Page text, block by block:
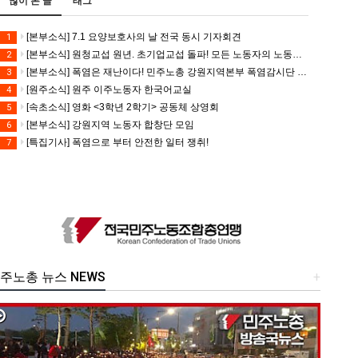
1 [본부소식] 7.1 요양보호사의 날 전국 동시 기자회견
2 [본부소식] 원청교섭 원년. 초기업교섭 돌파! 모든 노동자의 노동기본권 쟁취! 민주노총 7.15 총파업대회
3 [본부소식] 폭염은 재난이다! 민주노총 강원지역본부 폭염감시단 선포 기자회견
4 [원주소식] 원주 이주노동자 한국어교실
5 [속초소식] 영화 <3학년 2학기> 공동체 상영회
6 [본부소식] 강원지역 노동자 합창단 모임
7 [특집기사] 폭염으로 부터 안전한 일터 쟁취!
+
노총 뉴스 NEWS